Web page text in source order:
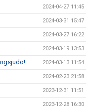
2024-04-27 11:45
2024-03-31 15:47
2024-03-27 16:22
2024-03-19 13:53
2024-03-13 11:54
2024-02-23 21:58
2023-12-31 11:51
2023-12-28 16:30